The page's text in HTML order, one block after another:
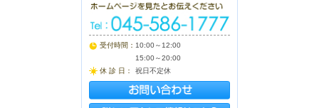
受付時間： 10:00～12:00
15:00～20:00
休 診 日：
祝日不定休